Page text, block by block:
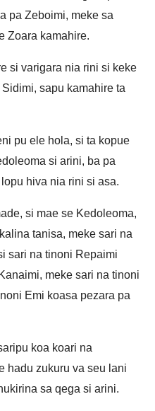
pa Zeboimi, meke sa
Zoara kamahire.
si varigara nia rini si keke
sapu kamahire ta
pu ele hola, si ta kopue
si arini, ba pa
hiva nia rini si asa.
si mae se Kedoleoma,
tanisa, meke sari na
sari na tinoni Repaimi
meke sari na tinoni
Emi koasa pezara pa
koa koari na
hadu zukuru va seu lani
sa qega si arini.